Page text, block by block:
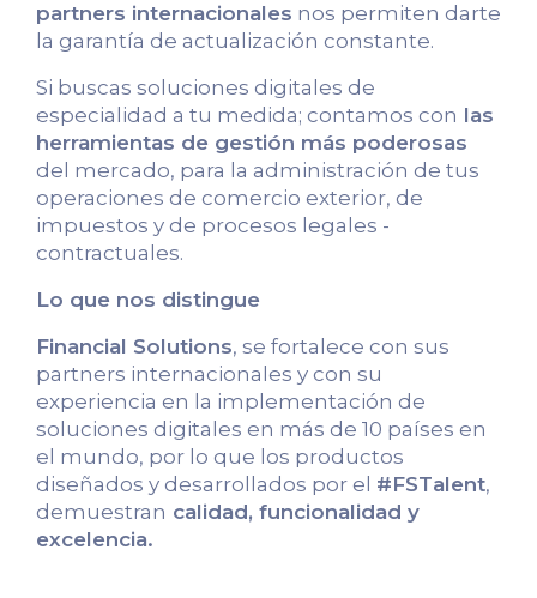
partners internacionales nos permiten darte
la garantía de actualización constante.
Si buscas soluciones digitales de
especialidad a tu medida; contamos con las
herramientas de gestión más poderosas
del mercado, para la administración de tus
operaciones de comercio exterior, de
impuestos y de procesos legales -
contractuales.
Lo que nos distingue
Financial Solutions, se fortalece con sus
partners internacionales y con su
experiencia en la implementación de
soluciones digitales en más de 10 países en
el mundo, por lo que los productos
diseñados y desarrollados por el #FSTalent,
demuestran calidad, funcionalidad y
excelencia.